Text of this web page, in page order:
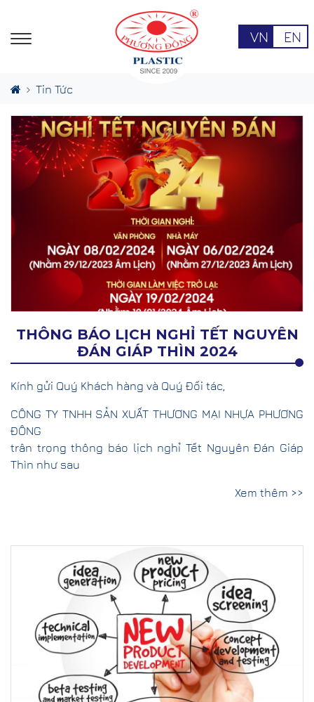
VN EN
Tin Tức
THÔNG BÁO LỊCH NGHỈ TẾT NGUYÊN
ĐÁN GIÁP THÌN 2024
Kính gửi Quý Khách hàng và Quý Đối tác,
CÔNG TY TNHH SẢN XUẤT THƯƠNG MẠI NHỰA PHƯƠNG
ĐÔNG
trân trọng thông báo lịch nghỉ Tết Nguyên Đán Giáp
Thìn như sau
Xem thêm >>